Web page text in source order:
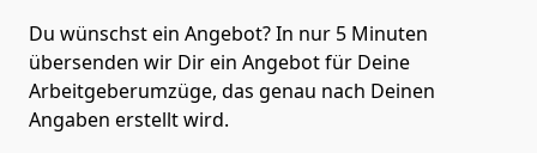
Du wünschst ein Angebot? In nur 5 Minuten
übersenden wir Dir ein Angebot für Deine
Arbeitgeberumzüge, das genau nach Deinen
Angaben erstellt wird.